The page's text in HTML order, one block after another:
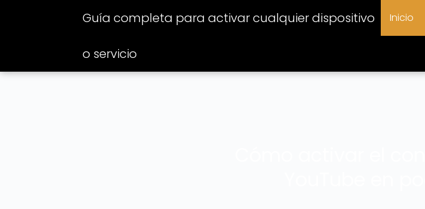
Guía completa para activar cualquier dispositivo
o servicio
Inicio